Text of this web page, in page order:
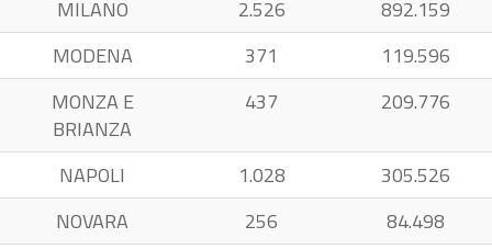
MILANO
2.526
892.159
MODENA
371
119.596
MONZA E
BRIANZA
437 209.776
NAPOLI 1.028
305.526
NOVARA
256
84.498